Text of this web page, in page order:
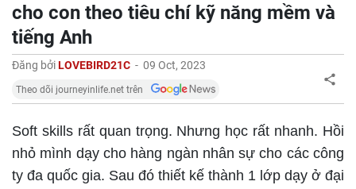
cho con theo tiêu chí kỹ năng mềm và
tiếng Anh
Đăng bởiLOVEBIRD21C - 09 Oct, 2023
Theo dõi journeyinlife.net trên
Soft skills rất quan trọng. Nhưng học rất nhanh. Hồi
nhỏ mình dạy cho hàng ngàn nhân sự cho các công
ty đa quốc gia. Sau đó thiết kế thành 1 lớp dạy ở đại